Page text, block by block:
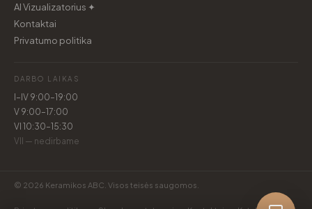
AI Vizualizatorius ✦
Kontaktai
Privatumo politika
DARBO LAIKAS
I–IV 9:00–19:00
V 9:00–17:00
VI 10:30–15:30
VII — nedirbame
© 2026 Keramikos ABC. Visos teisės saugomos.